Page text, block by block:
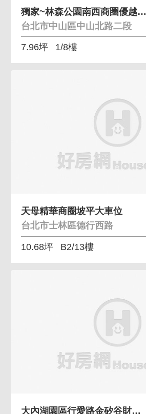
獨家~林森公園南西商圈優越車位Ⅱ
台北市中山區中山北路二段
7.96坪 1/8樓
天母精華商圈坡平大車位
台北市士林區德行西路
10.68坪 B2/13樓
大內湖園區行愛路金矽谷財金頂級商辦總部